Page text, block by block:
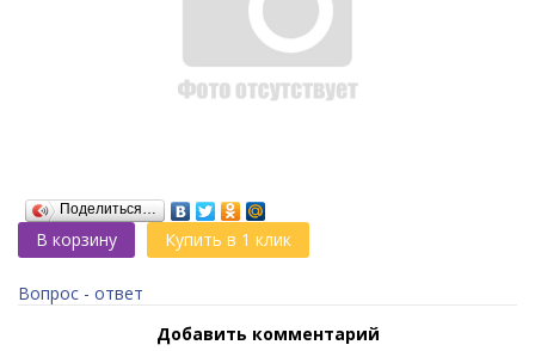
Поделиться…
В корзину Купить в 1 клик
Вопрос - ответ
Добавить комментарий